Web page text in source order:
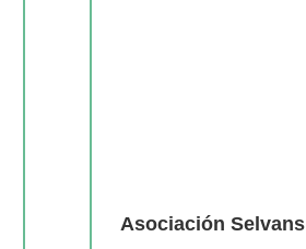
Asociación Selvans